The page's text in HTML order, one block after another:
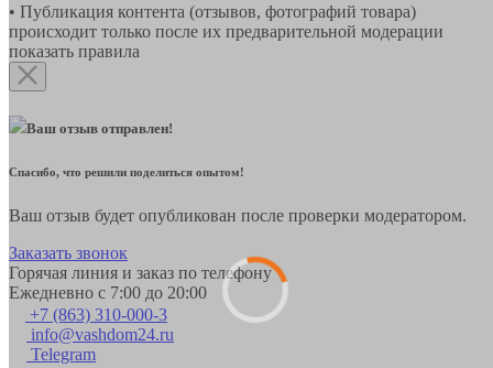
• Публикация контента (отзывов, фотографий товара)
происходит только после их предварительной модерации
показать правила
Ваш отзыв отправлен!
Спасибо, что решили поделиться опытом!
Ваш отзыв будет опубликован после проверки модератором.
Заказать звонок
Горячая линия и заказ по телефону
Ежедневно с 7:00 до 20:00
+7 (863) 310-000-3
info@vashdom24.ru
Telegram